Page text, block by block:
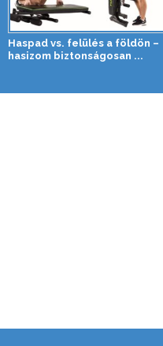
Haspad vs. felülés a földön –
hasizom biztonságosan ...